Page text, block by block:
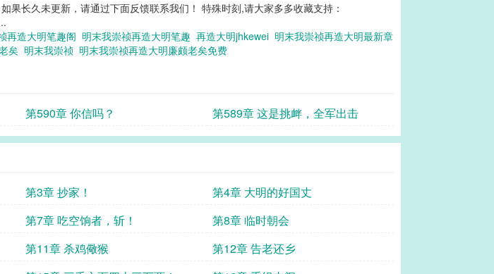
果长久未更新，请通过下面反馈联系我们！ 特殊时刻,请大家多多收藏支持：
再造大明笔趣阁 明末我崇祯再造大明笔趣 再造大明jhkewei 明末我崇祯再造大明最新章
矣 明末我崇祯 明末我崇祯再造大明廉颇老矣免费
第590章 你信吗？ 第589章 这是挑衅，全军出击
第3章 抄家！
第4章 大明的好国丈
第7章 吃空饷者，斩！
第8章 临时朝会
第11章 杀鸡儆猴
第12章 告老还乡